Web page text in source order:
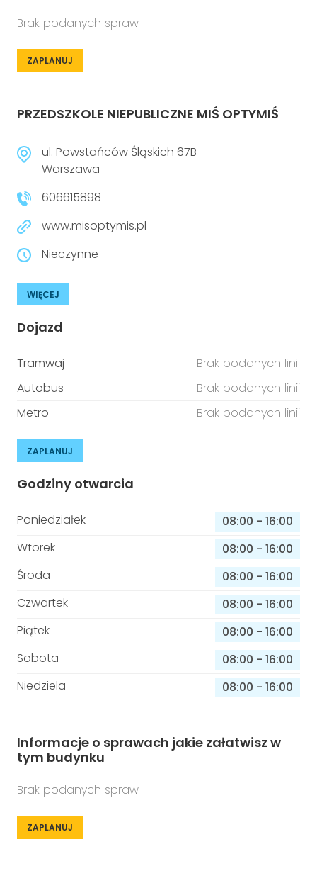
Brak podanych spraw
ZAPLANUJ
PRZEDSZKOLE NIEPUBLICZNE MIŚ OPTYMIŚ
ul. Powstańców Śląskich 67B
Warszawa
606615898
www.misoptymis.pl
Nieczynne
WIĘCEJ
Dojazd
Tramwaj
Brak podanych linii
Autobus
Brak podanych linii
Metro
Brak podanych linii
ZAPLANUJ
Godziny otwarcia
Poniedziałek 08:00 - 16:00
Wtorek
08:00 - 16:00
Środa
08:00 - 16:00
Czwartek
08:00 - 16:00
Piątek
08:00 - 16:00
Sobota
08:00 - 16:00
Niedziela
08:00 - 16:00
Informacje o sprawach jakie załatwisz w
tym budynku
Brak podanych spraw
ZAPLANUJ